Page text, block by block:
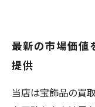
最新の市場価値
提供
当店は宝飾品の買